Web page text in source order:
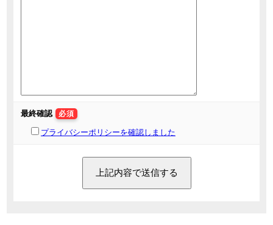
最終確認 必須
プライバシーポリシーを確認しました